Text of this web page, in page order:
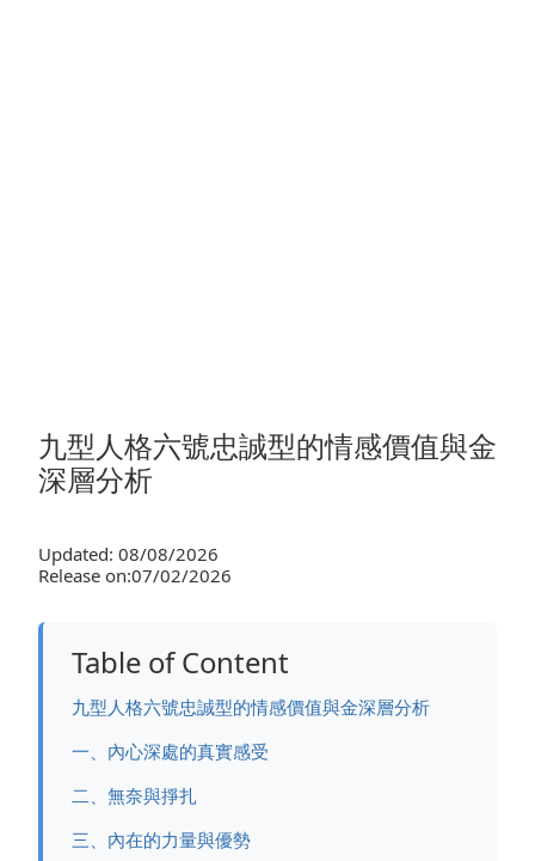
九型人格六號忠誠型的情感價值與金
深層分析
Updated: 08/08/2026
Release on:07/02/2026
Table of Content
九型人格六號忠誠型的情感價值與金深層分析
一、內心深處的真實感受
二、無奈與掙扎
三、內在的力量與優勢